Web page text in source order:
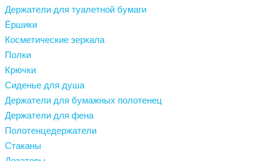
Держатели для туалетной бумаги
Ёршики
Косметические зеркала
Полки
Крючки
Сиденье для душа
Держатели для бумажных полотенец
Держатели для фена
Полотенцедержатели
Стаканы